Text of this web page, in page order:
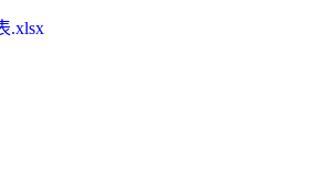
.xlsx